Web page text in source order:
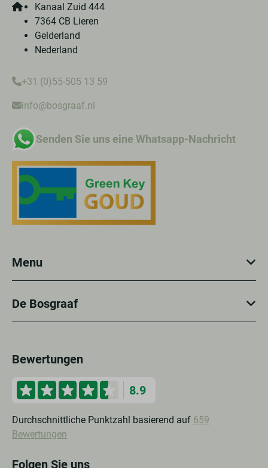
Kanaal Zuid 444
7364 CB Lieren
Gelderland
Nederland
+31 (0)55-505 13 59
info@bosgraaf.nl
Senden Sie uns eine Whatsapp-Nachricht
Menu
De Bosgraaf
Bewertungen
8.9
Durchschnittliche Punktzahl basierend auf 659
Bewertungen
Folgen Sie uns